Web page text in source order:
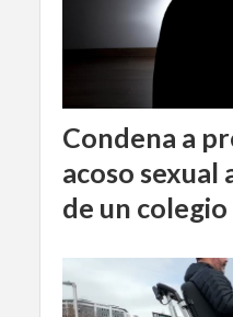
Condena a
acoso sexual
de un colegio